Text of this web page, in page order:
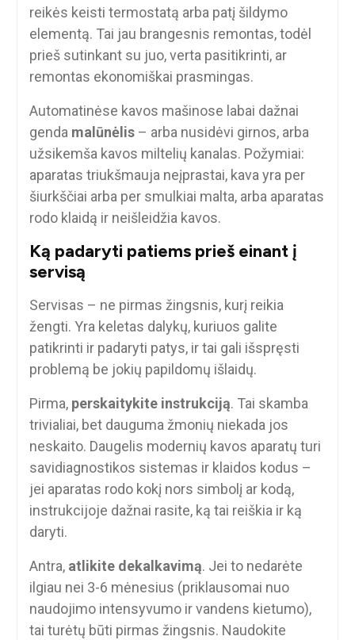
reikės keisti termostatą arba patį šildymo
elementą. Tai jau brangesnis remontas, todėl
prieš sutinkant su juo, verta pasitikrinti, ar
remontas ekonomiškai prasmingas.
Automatinėse kavos mašinose labai dažnai
genda malūnėlis– arba nusidėvi girnos, arba
užsikemša kavos miltelių kanalas. Požymiai:
aparatas triukšmauja neįprastai, kava yra per
šiurkščiai arba per smulkiai malta, arba aparatas
rodo klaidą ir neišleidžia kavos.
Ką padaryti patiems prieš einant į
servisą
Servisas – ne pirmas žingsnis, kurį reikia
žengti. Yra keletas dalykų, kuriuos galite
patikrinti ir padaryti patys, ir tai gali išspręsti
problemą be jokių papildomų išlaidų.
Pirma, perskaitykite instrukciją. Tai skamba
trivialiai, bet dauguma žmonių niekada jos
neskaito. Daugelis modernių kavos aparatų turi
savidiagnostikos sistemas ir klaidos kodus –
jei aparatas rodo kokį nors simbolį ar kodą,
instrukcijoje dažnai rasite, ką tai reiškia ir ką
daryti.
Antra, atlikite dekalkavimą. Jei to nedarėte
ilgiau nei 3-6 mėnesius (priklausomai nuo
naudojimo intensyvumo ir vandens kietumo),
tai turėtų būti pirmas žingsnis. Naudokite